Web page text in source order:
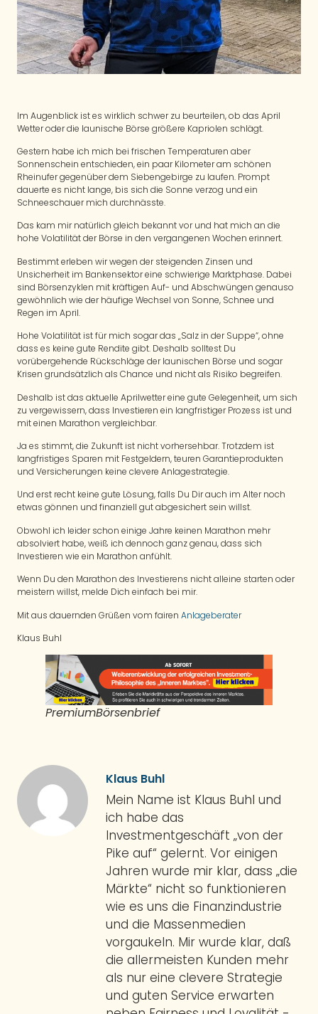
Im Augenblick ist es wirklich schwer zu beurteilen, ob das April
Wetter oder die launische Börse größere Kapriolen schlägt.
Gestern habe ich mich bei frischen Temperaturen aber
Sonnenschein entschieden, ein paar Kilometer am schönen
Rheinufer gegenüber dem Siebengebirge zu laufen. Prompt
dauerte es nicht lange, bis sich die Sonne verzog und ein
Schneeschauer mich durchnässte.
Das kam mir natürlich gleich bekannt vor und hat mich an die
hohe Volatilität der Börse in den vergangenen Wochen erinnert.
Bestimmt erleben wir wegen der steigenden Zinsen und
Unsicherheit im Bankensektor eine schwierige Marktphase. Dabei
sind Börsenzyklen mit kräftigen Auf- und Abschwüngen genauso
gewöhnlich wie der häufige Wechsel von Sonne, Schnee und
Regen im April.
Hohe Volatilität ist für mich sogar das „Salz in der Suppe“, ohne
dass es keine gute Rendite gibt. Deshalb solltest Du
vorübergehende Rückschläge der launischen Börse und sogar
Krisen grundsätzlich als Chance und nicht als Risiko begreifen.
Deshalb ist das aktuelle Aprilwetter eine gute Gelegenheit, um sich
zu vergewissern, dass Investieren ein langfristiger Prozess ist und
mit einen Marathon vergleichbar.
Ja es stimmt, die Zukunft ist nicht vorhersehbar. Trotzdem ist
langfristiges Sparen mit Festgeldern, teuren Garantieprodukten
und Versicherungen keine clevere Anlagestrategie.
Und erst recht keine gute Lösung, falls Du Dir auch im Alter noch
etwas gönnen und finanziell gut abgesichert sein willst.
Obwohl ich leider schon einige Jahre keinen Marathon mehr
absolviert habe, weiß ich dennoch ganz genau, dass sich
Investieren wie ein Marathon anfühlt.
Wenn Du den Marathon des Investierens nicht alleine starten oder
meistern willst, melde Dich einfach bei mir.
Mit aus dauernden Grüßen vom fairen Anlageberater
Klaus Buhl
PremiumBörsenbrief
Klaus Buhl
Mein Name ist Klaus Buhl und
ich habe das
Investmentgeschäft „von der
Pike auf“ gelernt. Vor einigen
Jahren wurde mir klar, dass „die
Märkte“ nicht so funktionieren
wie es uns die Finanzindustrie
und die Massenmedien
vorgaukeln. Mir wurde klar, daß
die allermeisten Kunden mehr
als nur eine clevere Strategie
und guten Service erwarten